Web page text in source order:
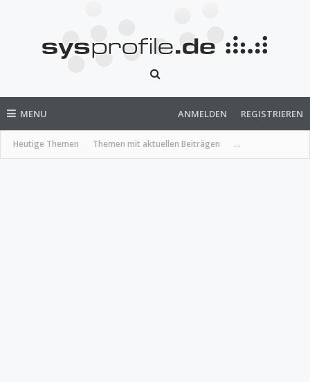
MENU
Heutige Themen Themen mit aktuellen Beiträgen ...
ANMELDEN REGISTRIEREN